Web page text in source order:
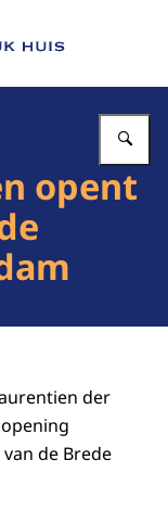
Koninklijk Huis
opent
der
de Brede